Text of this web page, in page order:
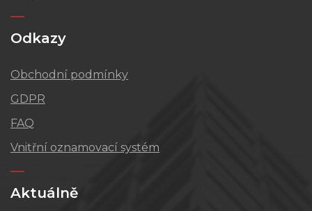
Odkazy
Obchodní podmínky
GDPR
FAQ
Vnitřní oznamovací systém
Aktuálně